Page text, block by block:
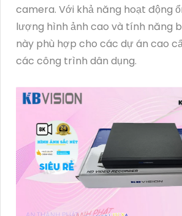
camera. Với khả năng hoạt động
lượng hình ảnh cao và tính năng
này phù hợp cho các dự án cao
các công trình dân dụng.